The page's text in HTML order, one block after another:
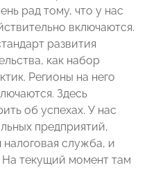
рад тому, что у нас
включаются.
развития
как набор
Регионы на него
Здесь
об успехах. У нас
предприятий,
служба, и
На текущий момент там